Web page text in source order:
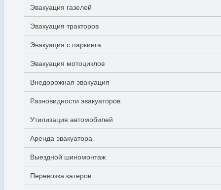
Эвакуация газелей
Эвакуация тракторов
Эвакуация с паркинга
Эвакуация мотоциклов
Внедорожная эвакуация
Разновидности эвакуаторов
Утилизация автомобилей
Аренда эвакуатора
Выездной шиномонтаж
Перевозка катеров